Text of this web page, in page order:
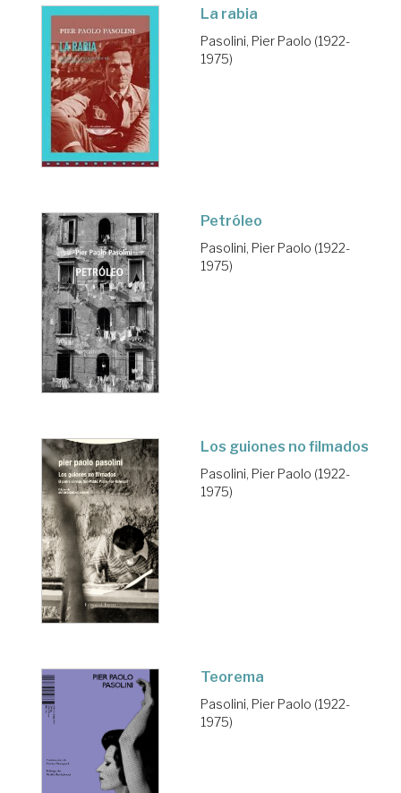
La rabia
Pasolini, Pier Paolo (1922-
1975)
Petróleo
Pasolini, Pier Paolo (1922-
1975)
Los guiones no filmados
Pasolini, Pier Paolo (1922-
1975)
Teorema
Pasolini, Pier Paolo (1922-
1975)